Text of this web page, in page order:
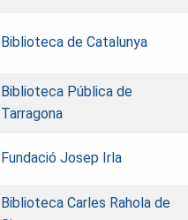
Biblioteca de Catalunya
Biblioteca Pública de
Tarragona
Fundació Josep Irla
Biblioteca Carles Rahola de